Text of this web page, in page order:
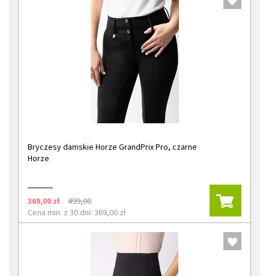
Bryczesy damskie Horze GrandPrix Pro, czarne
Horze
369,00 zł
499,00
Cena min. z 30 dni: 369,00 zł